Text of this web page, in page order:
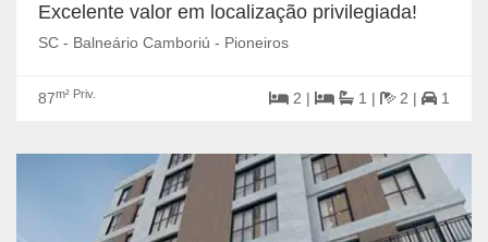
Excelente valor em localização privilegiada!
SC - Balneário Camboriú - Pioneiros
87m² Priv. 2 | 1 | 2 | 1